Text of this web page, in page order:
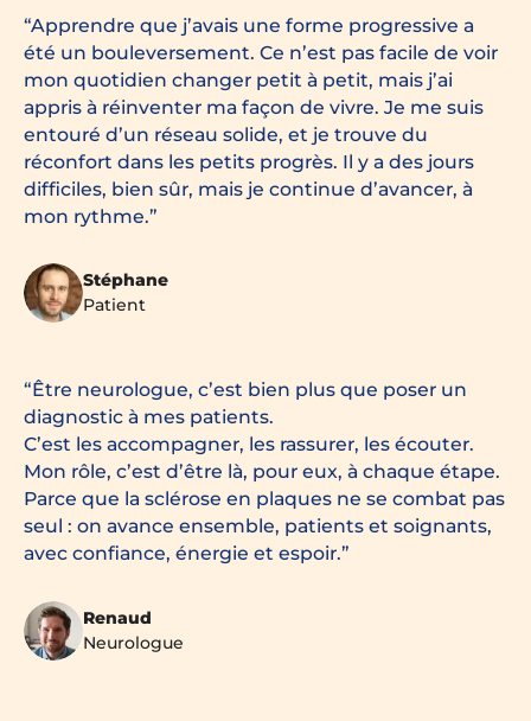
Apprendre que j’avais une forme progressive a
été un bouleversement. Ce n’est pas facile de voir
mon quotidien changer petit à petit, mais j’ai
appris à réinventer ma façon de vivre. Je me suis
entouré d’un réseau solide, et je trouve du
réconfort dans les petits progrès. Il y a des jours
difficiles, bien sûr, mais je continue d’avancer, à
mon rythme.
Stéphane
Patient
Être neurologue, c’est bien plus que poser un
diagnostic à mes patients.
C’est les accompagner, les rassurer, les écouter.
Mon rôle, c’est d’être là, pour eux, à chaque étape.
Parce que la sclérose en plaques ne se combat pas
seul : on avance ensemble, patients et soignants,
avec confiance, énergie et espoir.
Renaud
Neurologue